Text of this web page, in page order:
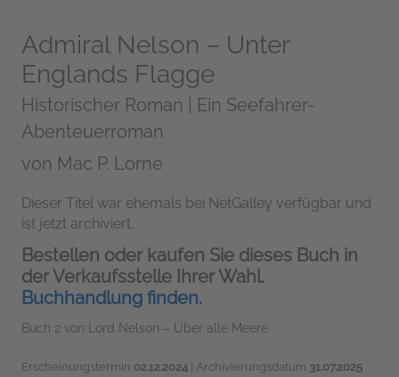
Admiral Nelson – Unter
Englands Flagge
Historischer Roman | Ein Seefahrer-
Abenteuerroman
von Mac P. Lorne
Dieser Titel war ehemals bei NetGalley verfügbar und
ist jetzt archiviert.
Bestellen oder kaufen Sie dieses Buch in
der Verkaufsstelle Ihrer Wahl.
Buchhandlung finden.
Buch 2 von Lord Nelson – Über alle Meere
Erscheinungstermin 02.12.2024 | Archivierungsdatum 31.07.2025